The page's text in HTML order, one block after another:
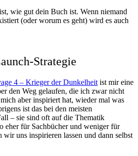
wie gut dein Buch ist. Wenn niemand
(oder worum es geht) wird es auch
Strategie
4 – Krieger der Dunkelheit ist mir eine
den Weg gelaufen, die ich zwar nicht
aber inspiriert hat, wieder mal was
ist das bei den meisten
– sie sind oft auf die Thematik
eher für Sachbücher und weniger für
wir uns inspirieren lassen und dann selbst